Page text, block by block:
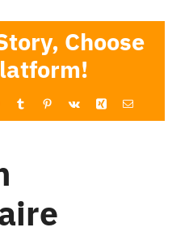
Choose
TumblrPinterestVk Xing Email